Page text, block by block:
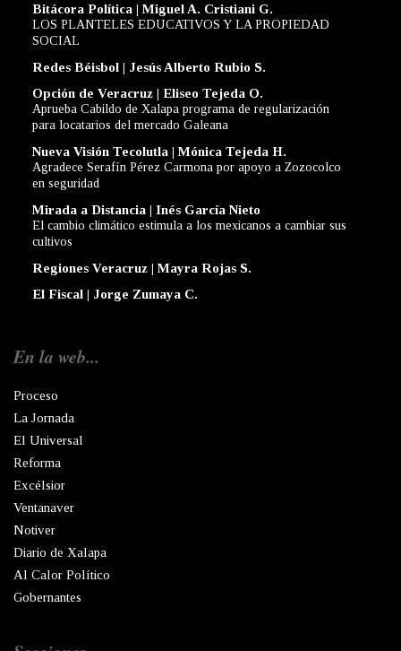
Bitácora Política | Miguel A. Cristiani G.
LOS PLANTELES EDUCATIVOS Y LA PROPIEDAD
SOCIAL
Redes Béisbol | Jesús Alberto Rubio S.
Opción de Veracruz | Eliseo Tejeda O.
Aprueba Cabildo de Xalapa programa de regularización
para locatarios del mercado Galeana
Nueva Visión Tecolutla | Mónica Tejeda H.
Agradece Serafín Pérez Carmona por apoyo a Zozocolco
en seguridad
Mirada a Distancia | Inés García Nieto
El cambio climático estimula a los mexicanos a cambiar sus
cultivos
Regiones Veracruz | Mayra Rojas S.
El Fiscal | Jorge Zumaya C.
En la web...
Proceso
La Jornada
El Universal
Reforma
Excélsior
Ventanaver
Notiver
Diario de Xalapa
Al Calor Político
Gobernantes